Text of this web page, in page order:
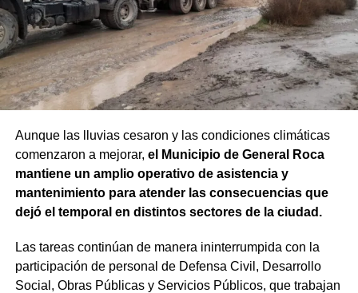
Aunque las lluvias cesaron y las condiciones climáticas
comenzaron a mejorar, el Municipio de General Roca
mantiene un amplio operativo de asistencia y
mantenimiento para atender las consecuencias que
dejó el temporal en distintos sectores de la ciudad.
Las tareas continúan de manera ininterrumpida con la
participación de personal de Defensa Civil, Desarrollo
Social, Obras Públicas y Servicios Públicos, que trabajan